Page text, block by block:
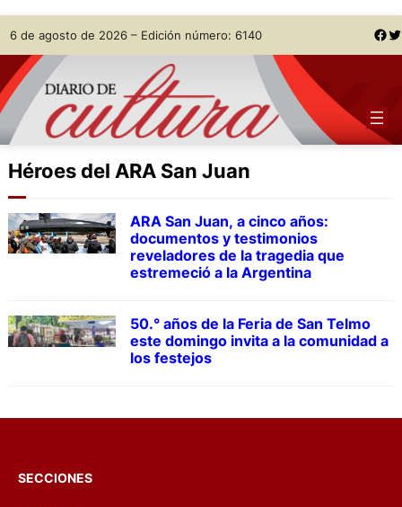
Skip
to
content
6 de agosto de 2026 – Edición número: 6140 Facebook Twitter
Héroes del ARA San Juan
ARA San Juan, a cinco años:
documentos y testimonios
reveladores de la tragedia que
estremeció a la Argentina
50.° años de la Feria de San Telmo
este domingo invita a la comunidad a
los festejos
SECCIONES